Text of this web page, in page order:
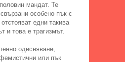
мандат. Те
особено пък с
едни такива
и това е трагизмът.
одесняване,
или пък